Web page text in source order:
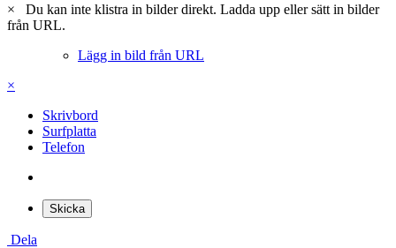
×
Du kan inte klistra in bilder direkt. Ladda upp eller sätt in bilder
från URL.
Lägg in bild från URL
×
Skrivbord
Surfplatta
Telefon
Skicka
Dela